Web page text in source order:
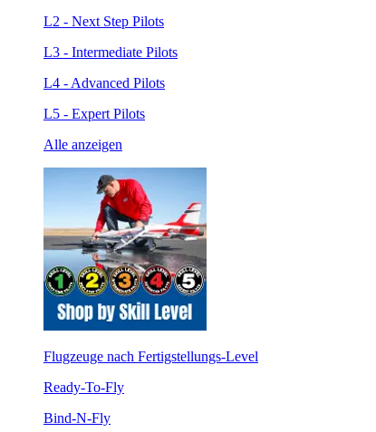
L2 - Next Step Pilots
L3 - Intermediate Pilots
L4 - Advanced Pilots
L5 - Expert Pilots
Alle anzeigen
Flugzeuge nach Fertigstellungs-Level
Ready-To-Fly
Bind-N-Fly